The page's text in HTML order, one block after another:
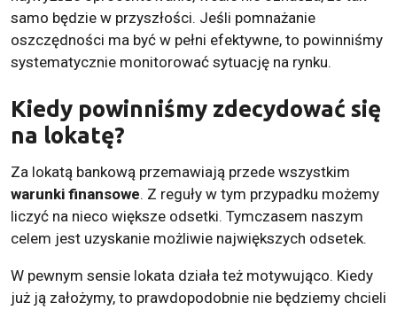
samo będzie w przyszłości. Jeśli pomnażanie
oszczędności ma być w pełni efektywne, to powinniśmy
systematycznie monitorować sytuację na rynku.
Kiedy powinniśmy zdecydować się
na lokatę?
Za lokatą bankową przemawiają przede wszystkim
warunki finansowe. Z reguły w tym przypadku możemy
liczyć na nieco większe odsetki. Tymczasem naszym
celem jest uzyskanie możliwie największych odsetek.
W pewnym sensie lokata działa też motywująco. Kiedy
już ją założymy, to prawdopodobnie nie będziemy chcieli